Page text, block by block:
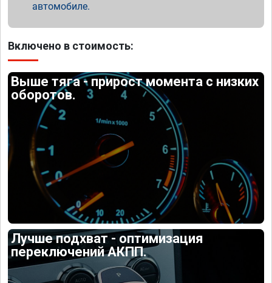
автомобиле.
Включено в стоимость:
Выше тяга - прирост момента с низких
оборотов.
Лучше подхват - оптимизация
переключений АКПП.